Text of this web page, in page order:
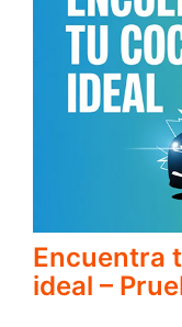
Encuentra
ideal –